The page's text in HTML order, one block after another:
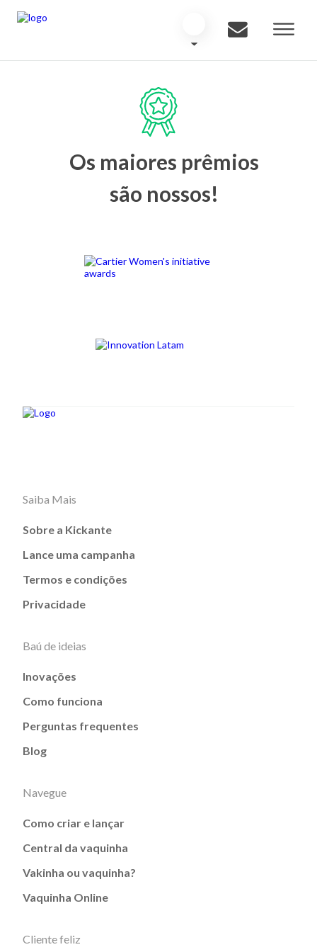
Os maiores prêmios
são nossos!
Saiba Mais
Sobre a Kickante
Lance uma campanha
Termos e condições
Privacidade
Baú de ideias
Inovações
Como funciona
Perguntas frequentes
Blog
Navegue
Como criar e lançar
Central da vaquinha
Vakinha ou vaquinha?
Vaquinha Online
Cliente feliz